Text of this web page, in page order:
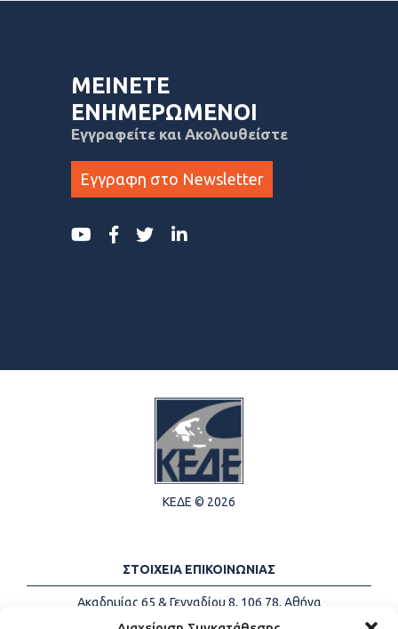
ΜΕΙΝΕΤΕ
ΕΝΗΜΕΡΩΜΕΝΟΙ
Εγγραφείτε και Ακολουθείστε
Εγγραφη στο Newsletter
ΚΕΔΕ © 2026
ΣΤΟΙΧΕΙΑ ΕΠΙΚΟΙΝΩΝΙΑΣ
Ακαδημίας 65 & Γενναδίου 8, 106 78, Αθήνα
Τηλέφωνα:
+30 213-2147500